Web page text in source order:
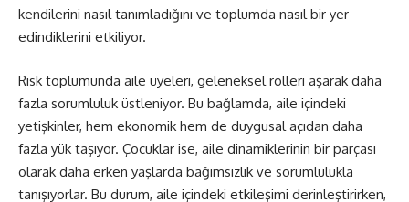
kendilerini nasıl tanımladığını ve toplumda nasıl bir yer
edindiklerini etkiliyor.
Risk toplumunda aile üyeleri, geleneksel rolleri aşarak daha
fazla sorumluluk üstleniyor. Bu bağlamda, aile içindeki
yetişkinler, hem ekonomik hem de duygusal açıdan daha
fazla yük taşıyor. Çocuklar ise, aile dinamiklerinin bir parçası
olarak daha erken yaşlarda bağımsızlık ve sorumlulukla
tanışıyorlar. Bu durum, aile içindeki etkileşimi derinleştirirken,